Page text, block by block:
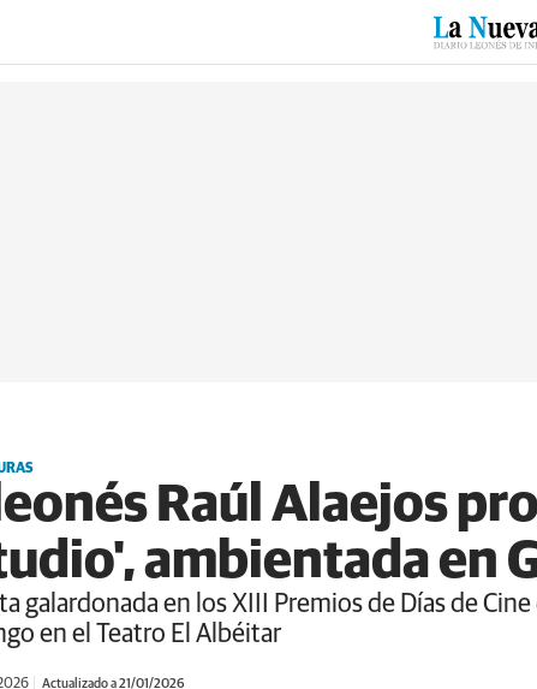
ACTUALIDAD BIERZO SUCESOS CULTURAS
Raúl Alaejos
ambientada en
galardonada en los XIII Premios de Días de
en el Teatro El Albéitar
Actualizado a 21/01/2026